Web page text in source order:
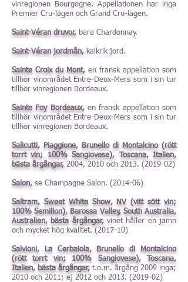
vinregionen Bourgogne. Appellationen har inga
Premier Cru-lägen och Grand Cru-lägen.
Saint-Véran druvor, bara Chardonnay.
Saint-Véran jordmån, kalkrik jord.
Sainte Croix du Mont, en fransk appellation som
tillhör vinområdet Entre-Deux-Mers som i sin tur
tillhör vinregionen Bordeaux.
Sainte Foy Bordeaux,en fransk appellation som
tillhör vinområdet Entre-Deux-Mers som i sin tur
tillhör vinregionen Bordeaux.
Salicutti, Piaggione, Brunello di Montalcino (rött
torrt vin; 100% Sangiovese), Toscana, Italien,
bästa årgångar, 2004, 2010 och 2013. (2019-02)
Salon, se Champagne Salon. (2014-06)
Saltram, Sweet White Show, NV (vitt sött vin;
100% Semillon), Barossa Valley, South Australia,
Australien, bästa årgångar,vinet håller en jämn
och mycket hög kvalitet. (2017-10)
Salvioni, La Cerbaiola, Brunello di Montalcino
(rött torrt vin; 100% Sangiovese), Toscana,
Italien, bästa årgångar, t.o.m. årgång 2009 inga;
2010 och 2011; ej 2012 och 2013. (2019-02)